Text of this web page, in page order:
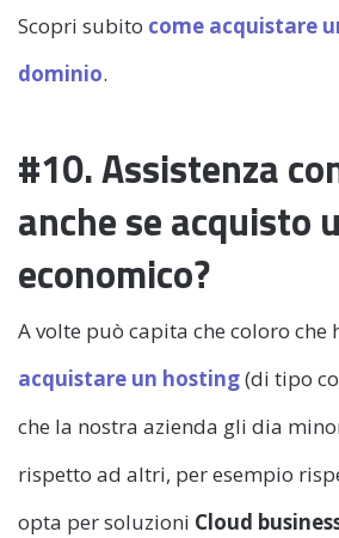
Scopri subito come acquistare
dominio.
#10. Assistenza
anche se acquisto
economico?
A volte può capita che coloro che
acquistare un hosting(di tipo
che la nostra azienda gli dia
rispetto ad altri, per esempio
opta per soluzioni Cloud